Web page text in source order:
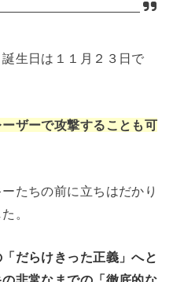
生日は１１月２３日で
ザーで攻撃することも可
たちの前に立ちはだかり
。
だらけきった正義」へと